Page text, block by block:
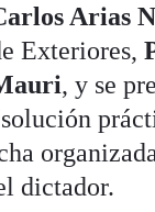
Arias
Exteriores,
, y se
dictador.